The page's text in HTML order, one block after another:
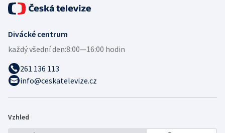
Divácké centrum
každý všední den:8:00—16:00 hodin
261 136 113
info@ceskatelevize.cz
Vzhled